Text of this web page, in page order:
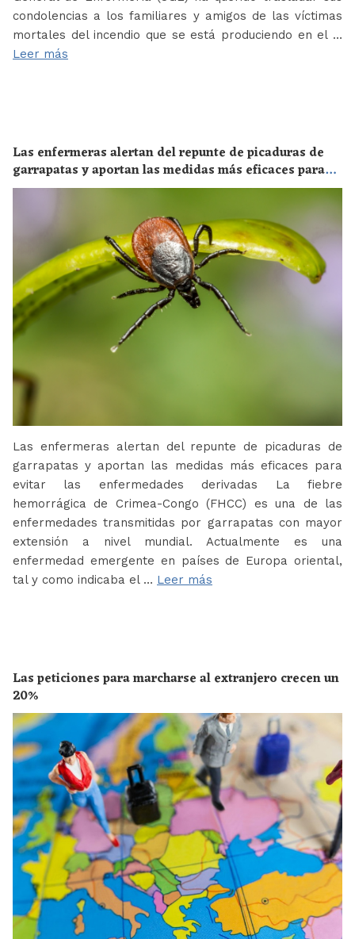
condolencias a los familiares y amigos de las víctimas
mortales del incendio que se está produciendo en el …
Leer más
Las enfermeras alertan del repunte de picaduras de
garrapatas y aportan las medidas más eficaces para
evitar las enfermedades derivadas
Las enfermeras alertan del repunte de picaduras de
garrapatas y aportan las medidas más eficaces para
evitar las enfermedades derivadas La fiebre
hemorrágica de Crimea-Congo (FHCC) es una de las
enfermedades transmitidas por garrapatas con mayor
extensión a nivel mundial. Actualmente es una
enfermedad emergente en países de Europa oriental,
tal y como indicaba el … Leer más
Las peticiones para marcharse al extranjero crecen un
20%